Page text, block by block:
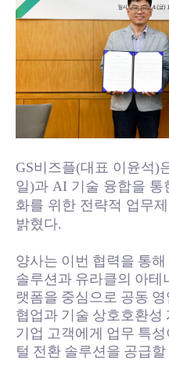
GS비즈플(대표 이윤석)
일)과 AI 기술 융합을 통
화를 위한 전략적 업무
밝혔다.
양사는 이번 협력을 통
솔루션과 유라클의 아테
랫폼을 중심으로 공동
협업과 기술 상호호환성
기업 고객에게 업무 특
털 전환 솔루션을 공급